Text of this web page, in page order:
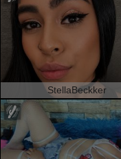
StellaBeckker